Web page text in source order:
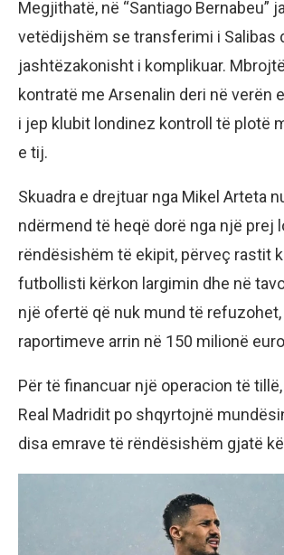
Megjithatë, në “Santiago Bernabeu”
vetëdijshëm se transferimi i Salibas
jashtëzakonisht i komplikuar.
kontratë me Arsenalin deri në verën
i jep klubit londinez kontroll të plotë
e tij.
Skuadra e drejtuar nga Mikel Arteta
ndërmend të heqë dorë nga një prej
rëndësishëm të ekipit, përveç rastit
futbollisti kërkon largimin dhe në
një ofertë që nuk mund të
raportimeve arrin në 150 milionë
Për të financuar një operacion të
Real Madridit po shqyrtojnë
disa emrave të rëndësishëm gjatë